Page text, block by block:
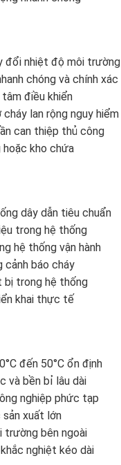
đổi nhiệt độ môi trường
chóng và chính xác
điều khiển
lan rộng nguy hiểm
can thiệp thủ công
kho chứa
dây dẫn tiêu chuẩn
trong hệ thống
hệ thống vận hành
cảnh báo cháy
bị trong hệ thống
khai thực tế
đến 50°C ổn định
và bền bỉ lâu dài
nghiệp phức tạp
xuất lớn
trường bên ngoài
nghiệt kéo dài